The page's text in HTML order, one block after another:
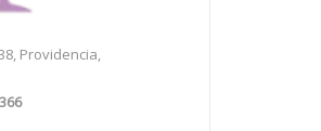
Providencia,